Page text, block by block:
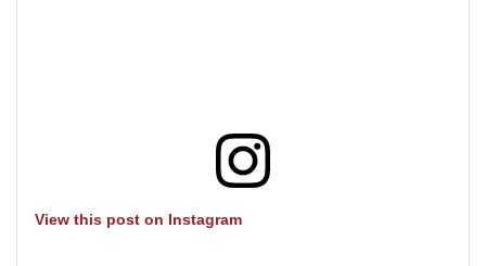
View this post on Instagram